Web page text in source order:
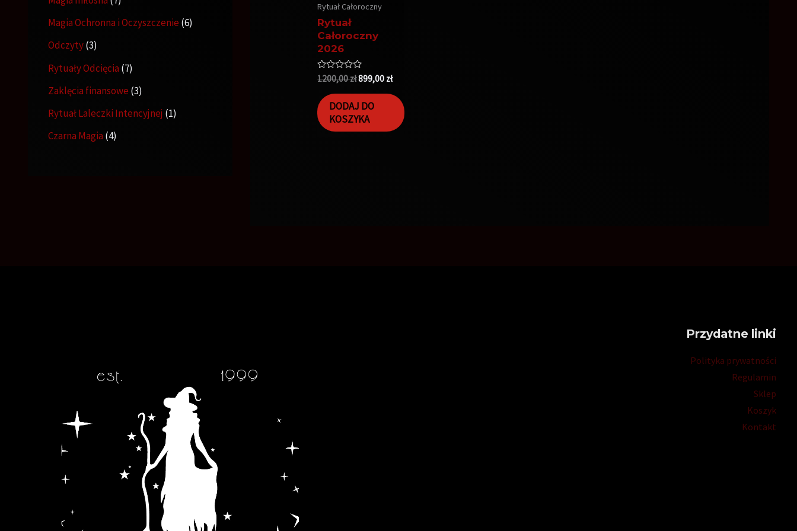
Magia Ochronna i Oczyszczenie 6
Odczyty 3
Rytuały Odcięcia 7
Zaklęcia finansowe 3
Rytuał Laleczki Intencyjnej 1
Czarna Magia 4
Rytuał Całoroczny
Rytuał
Całoroczny
2026
Oceniono
na
5
1200,00zł899,00 zł
DODAJ DO
KOSZYKA
Przydatne linki
Polityka prywatności
Regulamin
Sklep
Koszyk
Kontakt